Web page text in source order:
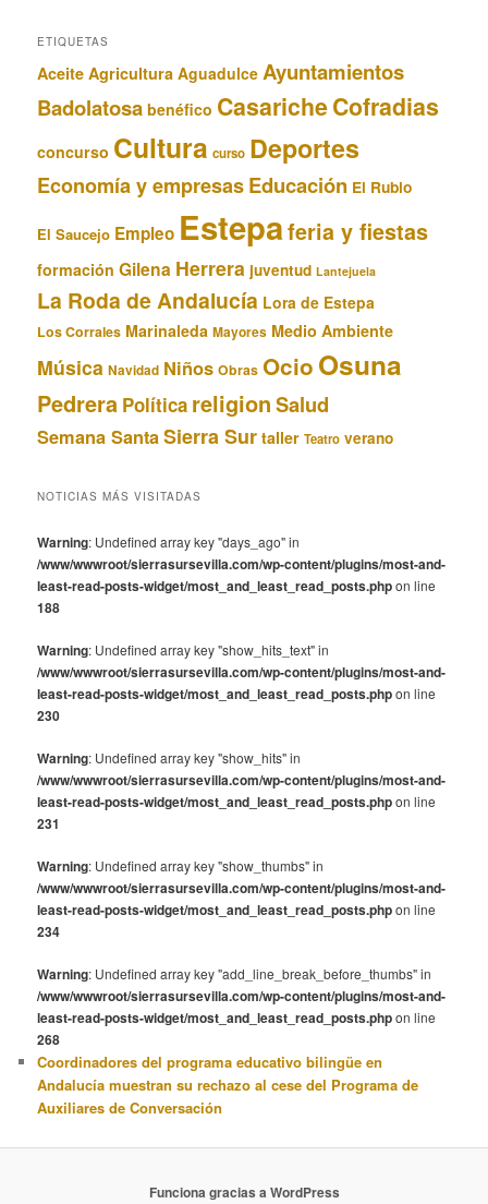
ETIQUETAS
Aceite Agricultura Aguadulce Ayuntamientos
Badolatosa benéfico CasaricheCofradias
concurso Cultura curso Deportes
Economía y empresasEducación El Rubio
El Saucejo Empleo Estepaferia y fiestas
formación Gilena Herrera juventud Lantejuela
La Roda de Andalucía Lora de Estepa
Los Corrales Marinaleda Mayores Medio Ambiente
Música Navidad Niños Obras Ocio Osuna
Pedrera Política religionSalud
Semana SantaSierra Sur taller Teatro verano
NOTICIAS MÁS VISITADAS
Warning: Undefined array key "days_ago" in
/www/wwwroot/sierrasursevilla.com/wp-content/plugins/most-and-
least-read-posts-widget/most_and_least_read_posts.phpon line
188
Warning: Undefined array key "show_hits_text" in
/www/wwwroot/sierrasursevilla.com/wp-content/plugins/most-and-
least-read-posts-widget/most_and_least_read_posts.phpon line
230
Warning: Undefined array key "show_hits" in
/www/wwwroot/sierrasursevilla.com/wp-content/plugins/most-and-
least-read-posts-widget/most_and_least_read_posts.phpon line
231
Warning: Undefined array key "show_thumbs" in
/www/wwwroot/sierrasursevilla.com/wp-content/plugins/most-and-
least-read-posts-widget/most_and_least_read_posts.phpon line
234
Warning: Undefined array key "add_line_break_before_thumbs" in
/www/wwwroot/sierrasursevilla.com/wp-content/plugins/most-and-
least-read-posts-widget/most_and_least_read_posts.phpon line
268
Coordinadores del programa educativo bilingüe en
Andalucía muestran su rechazo al cese del Programa de
Auxiliares de Conversación
Funciona gracias a WordPress